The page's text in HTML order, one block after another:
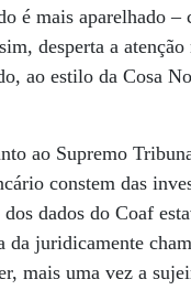
é mais aparelhado
desperta a
ao estilo da Cosa
ao Supremo
constem das
dados do Coaf
da juridicamente
mais uma vez a